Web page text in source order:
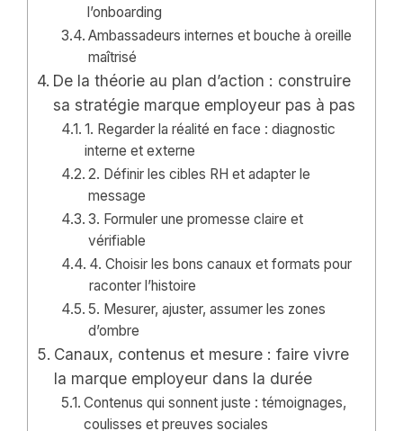
l’onboarding
Ambassadeurs internes et bouche à oreille
maîtrisé
De la théorie au plan d’action : construire
sa stratégie marque employeur pas à pas
1. Regarder la réalité en face : diagnostic
interne et externe
2. Définir les cibles RH et adapter le
message
3. Formuler une promesse claire et
vérifiable
4. Choisir les bons canaux et formats pour
raconter l’histoire
5. Mesurer, ajuster, assumer les zones
d’ombre
Canaux, contenus et mesure : faire vivre
la marque employeur dans la durée
Contenus qui sonnent juste : témoignages,
coulisses et preuves sociales